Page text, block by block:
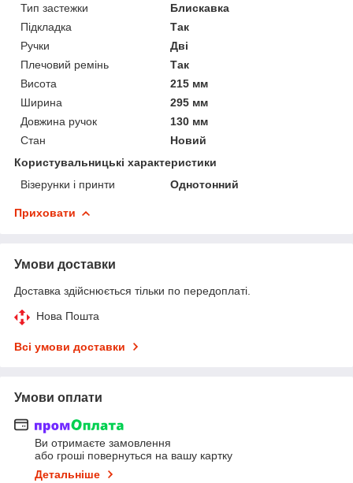
Тип застежки
Блискавка
Підкладка
Так
Ручки
Дві
Плечовий ремінь
Так
Висота
215 мм
Ширина
295 мм
Довжина ручок
130 мм
Стан
Новий
Користувальницькі характеристики
Візерунки і принти
Однотонний
Приховати
Умови доставки
Доставка здійснюється тільки по передоплаті.
Нова Пошта
Всі умови доставки
Умови оплати
Ви отримаєте замовлення
або гроші повернуться на вашу картку
Детальніше